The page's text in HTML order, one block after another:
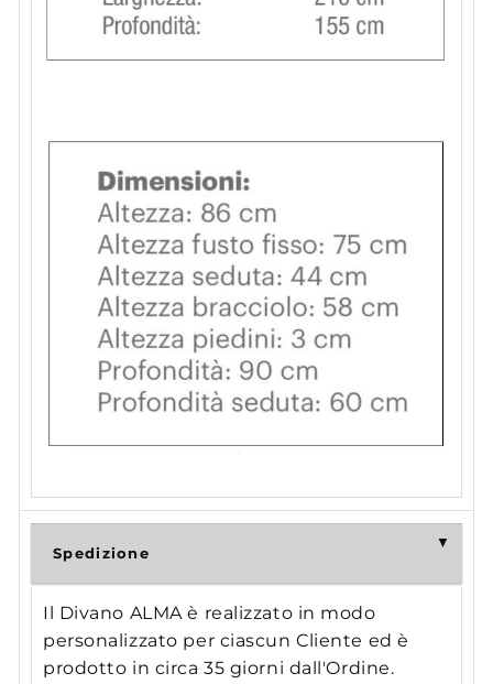
Spedizione
Il Divano ALMA è realizzato in modo
personalizzato per ciascun Cliente ed è
prodotto in circa 35 giorni dall'Ordine.